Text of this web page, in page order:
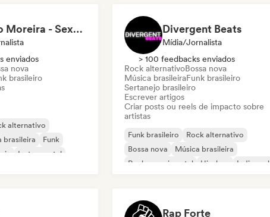
Fabiano Moreira - Sexta Sei
enviados
nova
brasileiro
alternativo
brasileira
Funk
Instrumental
Divergent Beats
Mídia/Jornalista
> 100 feedbacks enviados
Rock alternativoBossa nova
Música brasileiraFunk brasileiro
Sertanejo brasileiro
Escrever artigos
Criar posts ou reels de impacto sobre
artistas
Funk brasileiro
Rock alternativo
Bossa nova
Música brasileira
Rock experimental
Hip-hop
Indie rock
Rap Forte